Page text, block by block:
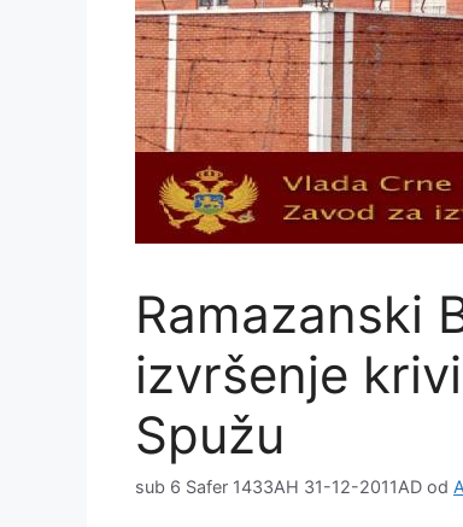
Ramazanski
izvršenje
Spužu
sub 6 Safer 1433AH 31-12-2011AD od